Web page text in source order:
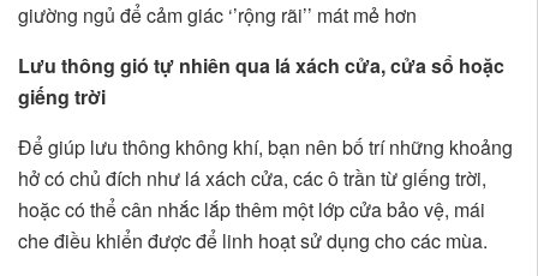
giường ngủ để cảm giác ‘’rộng rãi’’ mát mẻ hơn
Lưu thông gió tự nhiên qua lá xách cửa, cửa sổ hoặc
giếng trời
Để giúp lưu thông không khí, bạn nên bố trí những khoảng
hở có chủ đích như lá xách cửa, các ô trần từ giếng trời,
hoặc có thể cân nhắc lắp thêm một lớp cửa bảo vệ, mái
che điều khiển được để linh hoạt sử dụng cho các mùa.